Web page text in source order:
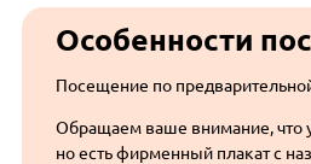
Особенности
Посещение по
Обращаем ваше внимание, что
но есть фирменный плакат с